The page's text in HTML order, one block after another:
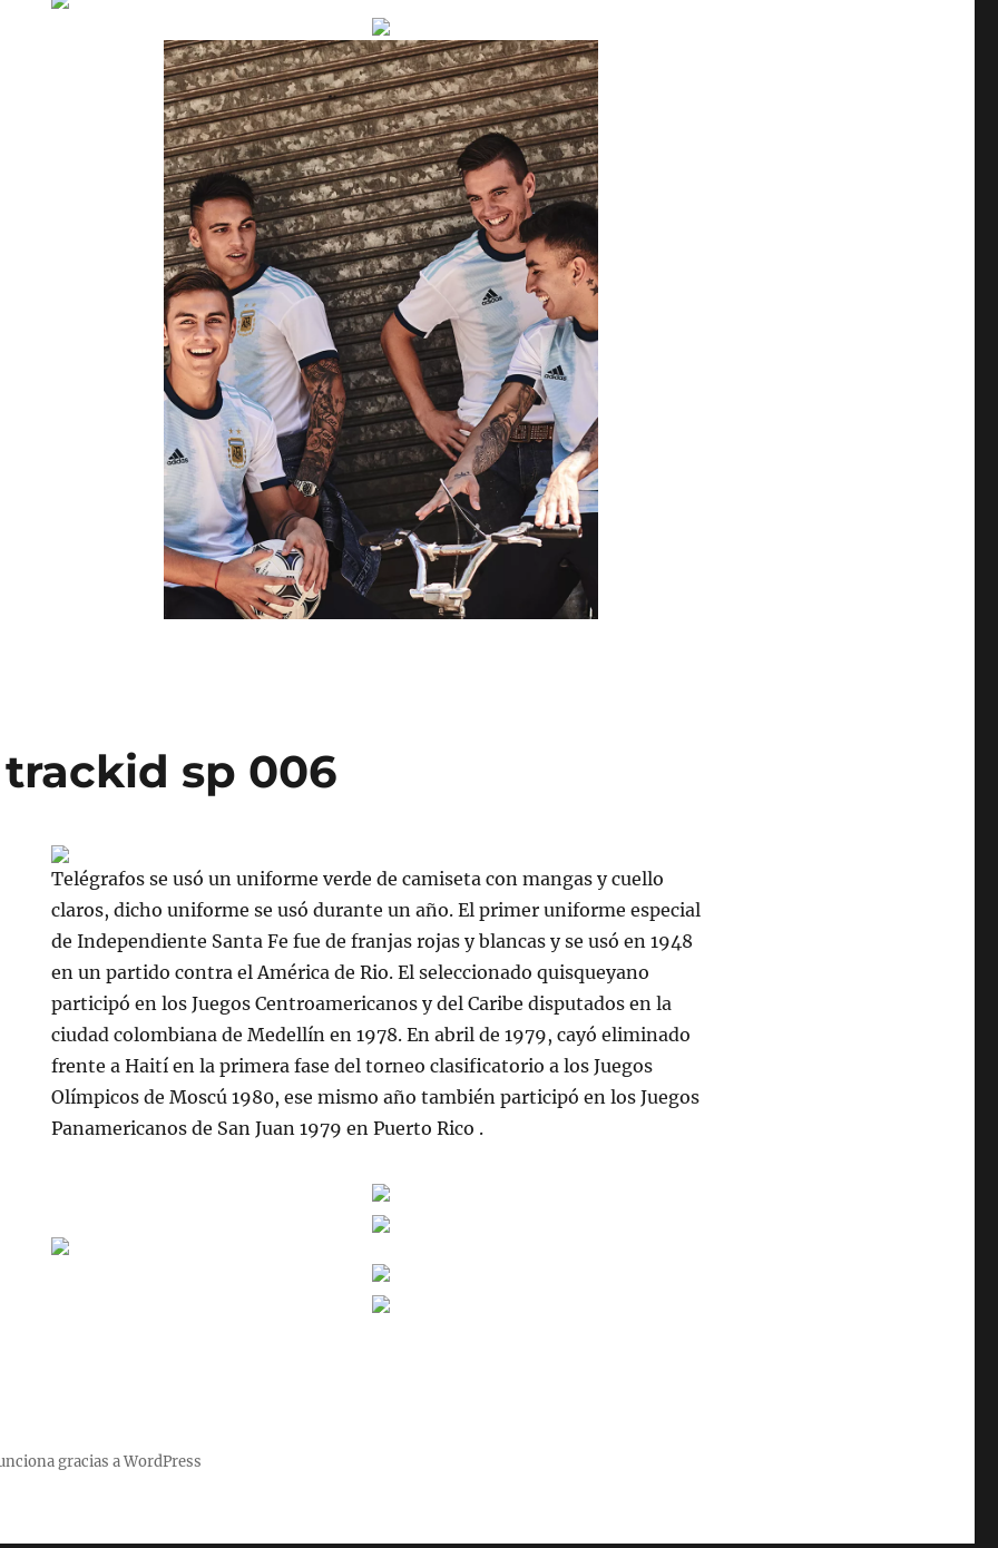
sp 006
Telégrafos se usó un uniforme verde de camiseta con mangas y cuello
claros, dicho uniforme se usó durante un año. El primer uniforme especial
de Independiente Santa Fe fue de franjas rojas y blancas y se usó en 1948
en un partido contra el América de Rio. El seleccionado quisqueyano
participó en los Juegos Centroamericanos y del Caribe disputados en la
ciudad colombiana de Medellín en 1978. En abril de 1979, cayó eliminado
frente a Haití en la primera fase del torneo clasificatorio a los Juegos
Olímpicos de Moscú 1980, ese mismo año también participó en los Juegos
Panamericanos de San Juan 1979 en Puerto Rico .
gracias a WordPress